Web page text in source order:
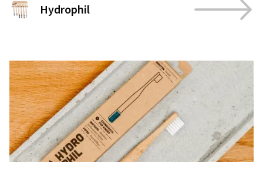
Hydrophil